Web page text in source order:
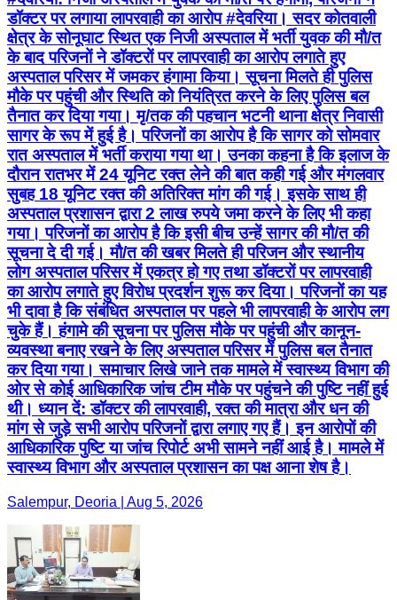
डॉक्टर पर लगाया लापरवाही का आरोप #देवरिया। सदर कोतवाली
क्षेत्र के सोनूघाट स्थित एक निजी अस्पताल में भर्ती युवक की मौ/त
के बाद परिजनों ने डॉक्टरों पर लापरवाही का आरोप लगाते हुए
अस्पताल परिसर में जमकर हंगामा किया। सूचना मिलते ही पुलिस
मौके पर पहुंची और स्थिति को नियंत्रित करने के लिए पुलिस बल
तैनात कर दिया गया। मृ/तक की पहचान भटनी थाना क्षेत्र निवासी
सागर के रूप में हुई है। परिजनों का आरोप है कि सागर को सोमवार
रात अस्पताल में भर्ती कराया गया था। उनका कहना है कि इलाज के
दौरान रातभर में 24 यूनिट रक्त लेने की बात कही गई और मंगलवार
सुबह 18 यूनिट रक्त की अतिरिक्त मांग की गई। इसके साथ ही
अस्पताल प्रशासन द्वारा 2 लाख रुपये जमा करने के लिए भी कहा
गया। परिजनों का आरोप है कि इसी बीच उन्हें सागर की मौ/त की
सूचना दे दी गई। मौ/त की खबर मिलते ही परिजन और स्थानीय
लोग अस्पताल परिसर में एकत्र हो गए तथा डॉक्टरों पर लापरवाही
का आरोप लगाते हुए विरोध प्रदर्शन शुरू कर दिया। परिजनों का यह
भी दावा है कि संबंधित अस्पताल पर पहले भी लापरवाही के आरोप लग
चुके हैं। हंगामे की सूचना पर पुलिस मौके पर पहुंची और कानून-
व्यवस्था बनाए रखने के लिए अस्पताल परिसर में पुलिस बल तैनात
कर दिया गया। समाचार लिखे जाने तक मामले में स्वास्थ्य विभाग की
ओर से कोई आधिकारिक जांच टीम मौके पर पहुंचने की पुष्टि नहीं हुई
थी। ध्यान दें: डॉक्टर की लापरवाही, रक्त की मात्रा और धन की
मांग से जुड़े सभी आरोप परिजनों द्वारा लगाए गए हैं। इन आरोपों की
आधिकारिक पुष्टि या जांच रिपोर्ट अभी सामने नहीं आई है। मामले में
स्वास्थ्य विभाग और अस्पताल प्रशासन का पक्ष आना शेष है।
Salempur, Deoria | Aug 5, 2026